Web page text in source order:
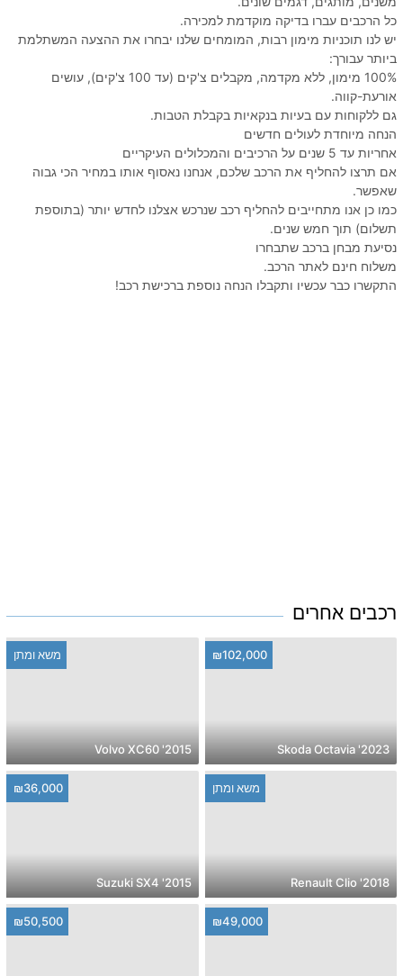
כל הרכבים עברו בדיקה מוקדמת למכירה.
יש לנו תוכניות מימון רבות, המומחים שלנו יבחרו את ההצעה המשתלמת
ביותר עבורך:
100% מימון, ללא מקדמה, מקבלים צ'קים (עד 100 צ'קים), עושים
אורעת-קווה.
גם ללקוחות עם בעיות בנקאיות בקבלת הטבות.
הנחה מיוחדת לעולים חדשים
אחריות עד 5 שנים על הרכיבים והמכלולים העיקריים
אם תרצו להחליף את הרכב שלכם, אנחנו נאסוף אותו במחיר הכי גבוה
שאפשר.
כמו כן אנו מתחייבים להחליף רכב שנרכש אצלנו לחדש יותר (בתוספת
תשלום) תוך חמש שנים.
נסיעת מבחן ברכב שתבחרו
משלוח חינם לאתר הרכב.
התקשרו כבר עכשיו ותקבלו הנחה נוספת ברכישת רכב!
רכבים אחרים
₪102,000
2023' Skoda Octavia
משא ומתן
2015' Volvo XC60
משא ומתן
2018' Renault Clio
₪36,000
2015' Suzuki SX4
₪49,000
₪50,500